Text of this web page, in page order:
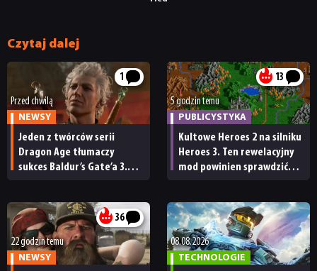
Czytaj dalej
1
Przed chwilą
NEWSY
Jeden z twórców serii
Dragon Age tłumaczy
sukces Baldur’s Gate’a 3.
przerwie”
13
5 godzin temu
PUBLICYSTYKA
Kultowe Heroes 2 na silniku
Heroes 3. Ten rewelacyjny
mod powinien sprawdzić
36
22 godzin temu
NEWSY
08.08.2026
TECHNOLOGIE